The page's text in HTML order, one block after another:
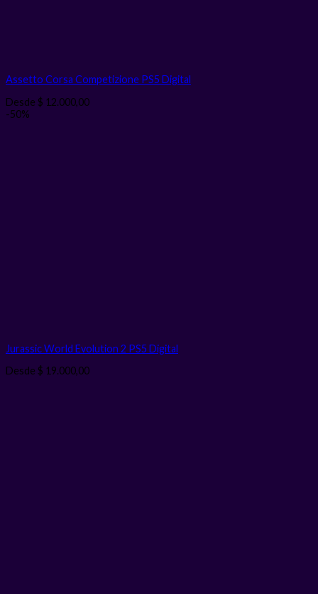
Assetto Corsa Competizione PS5 Digital
Desde $ 12.000,00
-50%
Jurassic World Evolution 2 PS5 Digital
Desde $ 19.000,00